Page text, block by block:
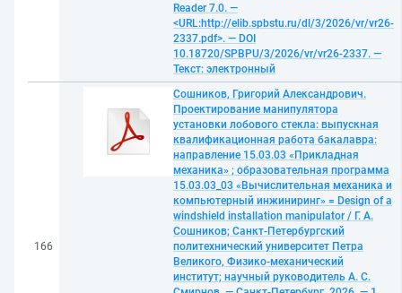
Reader 7.0. —
<URL:http://elib.spbstu.ru/dl/3/2026/vr/vr26-
2337.pdf>. — DOI
10.18720/SPBPU/3/2026/vr/vr26-2337. —
Текст: электронный
166
Сошников, Григорий Александрович.
Проектирование манипулятора
установки лобового стекла: выпускная
квалификационная работа бакалавра:
направление 15.03.03 «Прикладная
механика» ; образовательная программа
15.03.03_03 «Вычислительная механика и
компьютерный инжиниринг» = Design of a
windshield installation manipulator / Г. А.
Сошников; Санкт-Петербургский
политехнический университет Петра
Великого, Физико-механический
институт; научный руководитель А. С.